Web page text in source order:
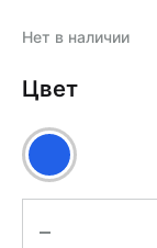
Нет в наличии
Цвет